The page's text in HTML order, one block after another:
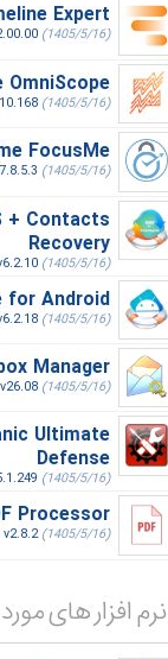
Expert
(1405/5/16)
OmniScope
(1405/5/16)
FocusMe
(1405/5/16)
+ Contacts
Recovery
(1405/5/16)
for Android
(1405/5/16)
Manager
v26.08 (1405/5/16)
Ultimate
Defense
(1405/5/16)
Processor
v2.8.2(1405/5/16)
نرم افزار های مورد